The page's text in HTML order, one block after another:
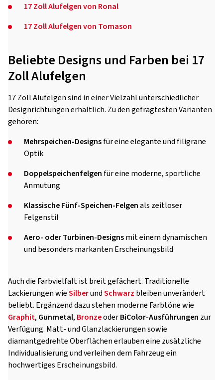
17 Zoll Alufelgen von Ronal
17 Zoll Alufelgen von Tomason
Beliebte Designs und Farben bei 17
Zoll Alufelgen
17 Zoll Alufelgen sind in einer Vielzahl unterschiedlicher
Designrichtungen erhältlich. Zu den gefragtesten Varianten
gehören:
Mehrspeichen-Designsfür eine elegante und filigrane
Optik
Doppelspeichenfelgen für eine moderne, sportliche
Anmutung
Klassische Fünf-Speichen-Felgenals zeitloser
Felgenstil
Aero- oder Turbinen-Designsmit einem dynamischen
und besonders markanten Erscheinungsbild
Auch die Farbvielfalt ist breit gefächert. Traditionelle
Lackierungen wieSilberundSchwarz bleiben unverändert
beliebt. Ergänzend dazu stehen moderne Farbtöne wie
Graphit, Gunmetal, BronzeoderBiColor-Ausführungen zur
Verfügung. Matt- und Glanzlackierungen sowie
diamantgedrehte Oberflächen erlauben eine zusätzliche
Individualisierung und verleihen dem Fahrzeug ein
hochwertiges Erscheinungsbild.